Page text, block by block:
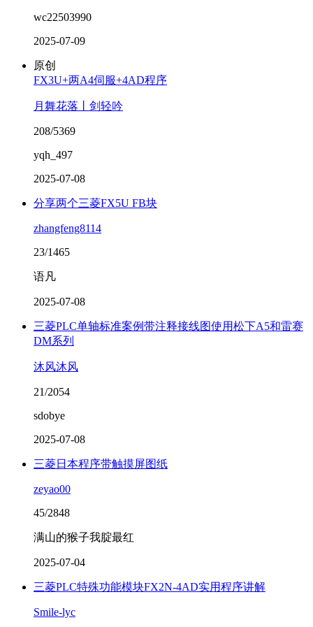
wc22503990
2025-07-09
原创
FX3U+两A4伺服+4AD程序
月舞花落丨剑轻吟
208/5369
yqh_497
2025-07-08
分享两个三菱FX5U FB块
zhangfeng8114
23/1465
语凡
2025-07-08
三菱PLC单轴标准案例带注释接线图使用松下A5和雷赛
DM系列
沐风沐风
21/2054
sdobye
2025-07-08
三菱日本程序带触摸屏图纸
zeyao00
45/2848
满山的猴子我腚最红
2025-07-04
三菱PLC特殊功能模块FX2N-4AD实用程序讲解
Smile-lyc